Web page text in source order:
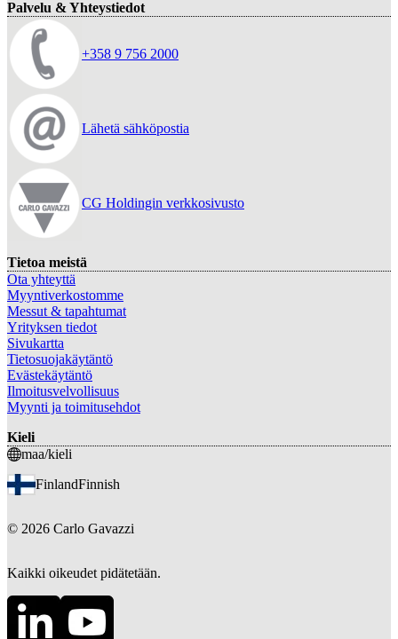
Palvelu & Yhteystiedot
+358 9 756 2000
Lähetä sähköpostia
CG Holdingin verkkosivusto
Tietoa meistä
Ota yhteyttä
Myyntiverkostomme
Messut & tapahtumat
Yrityksen tiedot
Sivukartta
Tietosuojakäytäntö
Evästekäytäntö
Ilmoitusvelvollisuus
Myynti ja toimitusehdot
Kieli
maa/kieli
FinlandFinnish
© 2026 Carlo Gavazzi
Kaikki oikeudet pidätetään.